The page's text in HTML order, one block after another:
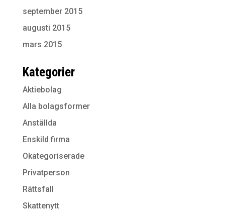
september 2015
augusti 2015
mars 2015
Kategorier
Aktiebolag
Alla bolagsformer
Anställda
Enskild firma
Okategoriserade
Privatperson
Rättsfall
Skattenytt